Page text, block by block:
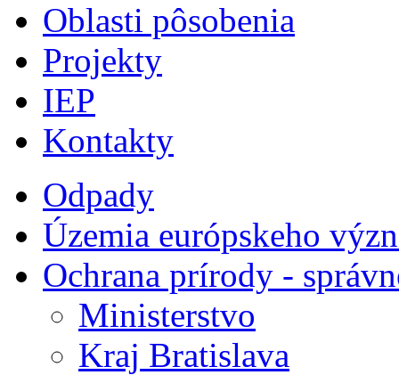
Oblasti pôsobenia
Projekty
IEP
Kontakty
Odpady
Územia európskeho
Ochrana prírody -
Ministerstvo
Kraj Bratislava